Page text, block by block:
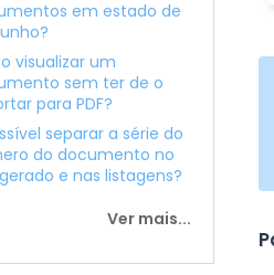
em estado de
visualizar um
sem ter de o
para PDF?
separar a série do
do documento no
gerado e nas listagens?
Ver mais...